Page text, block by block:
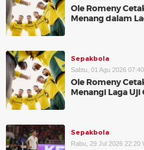
Ole Romeny
Menang dalam
Sepakbola
Sabtu, 01 Agu 2026
Ole Romeny
Menangi Laga Uji
Sepakbola
Rabu, 29 Jul 2026 22:20